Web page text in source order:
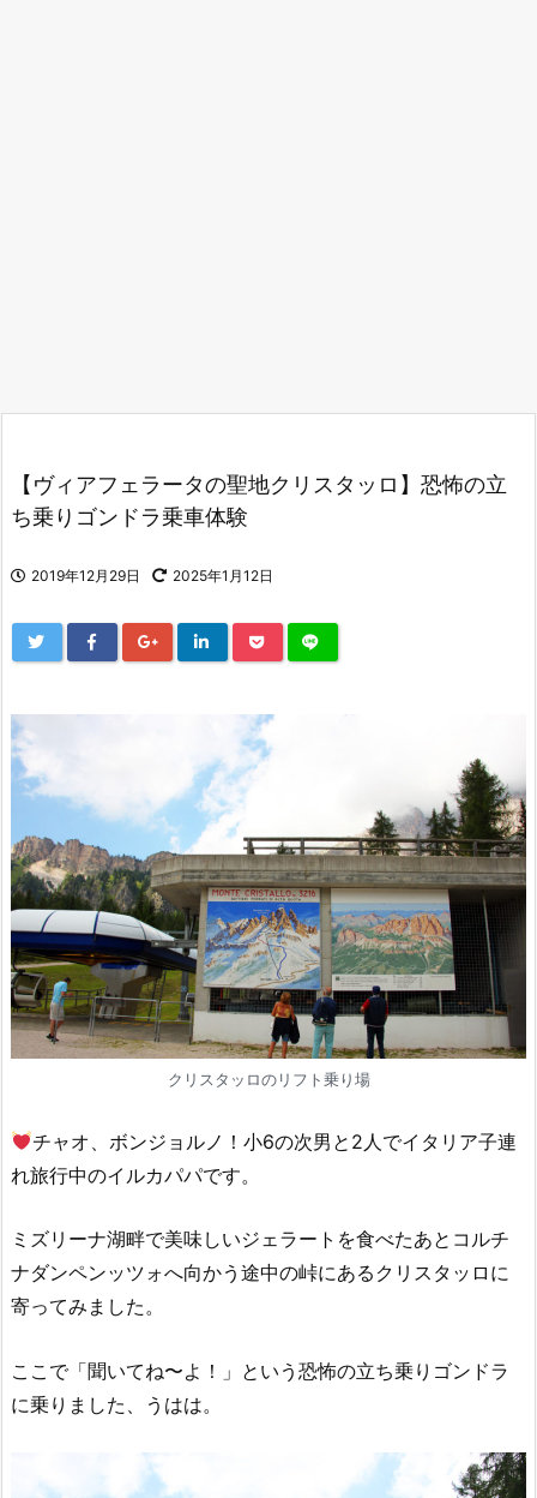
【ヴィアフェラータの聖地クリスタッロ】恐怖の立
ち乗りゴンドラ乗車体験
2019年12月29日 2025年1月12日
クリスタッロのリフト乗り場
チャオ、ボンジョルノ！小6の次男と2人でイタリア子連
れ旅行中のイルカパパです。
ミズリーナ湖畔で美味しいジェラートを食べたあとコルチ
ナダンペンッツォへ向かう途中の峠にあるクリスタッロに
寄ってみました。
ここで「聞いてね〜よ！」という恐怖の立ち乗りゴンドラ
に乗りました、うはは。